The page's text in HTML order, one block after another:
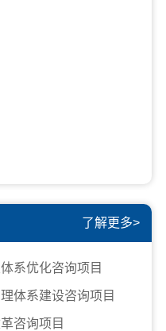
了解更多>
系优化咨询项目
体系建设咨询项目
咨询项目